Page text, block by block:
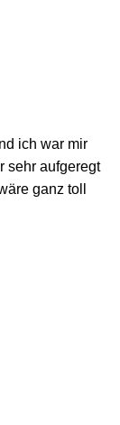
ich war mir
sehr aufgeregt
ganz toll